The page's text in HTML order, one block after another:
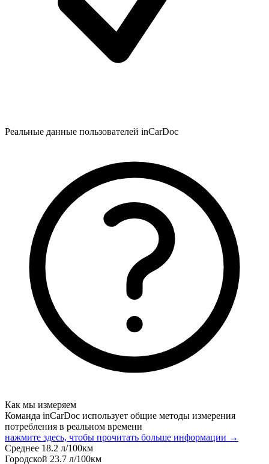
Реальные данные пользователей inCarDoc
Как мы измеряем
Команда inCarDoc использует общие методы измерения
потребления в реальном времени
нажмите здесь, чтобы прочитать больше информации →
Среднее 18.2 л/100км
Городской 23.7 л/100км